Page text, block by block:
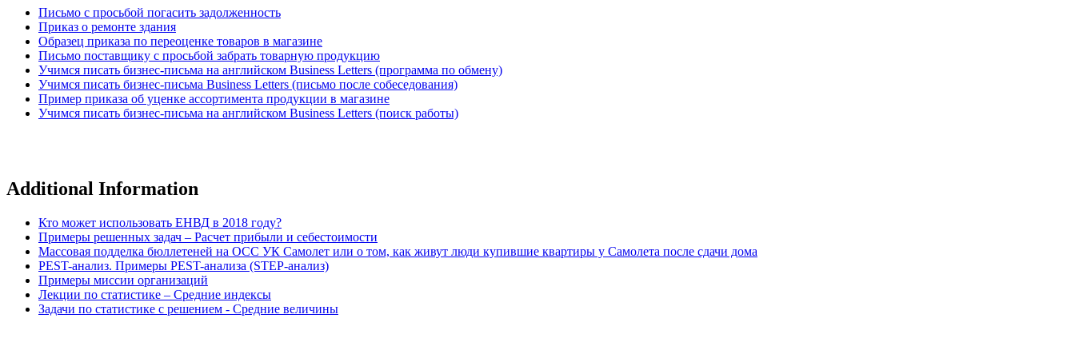
Письмо с просьбой погасить задолженность
Приказ о ремонте здания
Образец приказа по переоценке товаров в магазине
Письмо поставщику с просьбой забрать товарную продукцию
Учимся писать бизнес-письма на английском Business Letters (программа по обмену)
Учимся писать бизнес-письма Business Letters (письмо после собеседования)
Пример приказа об уценке ассортимента продукции в магазине
Учимся писать бизнес-письма на английском Business Letters (поиск работы)
Additional Information
Кто может использовать ЕНВД в 2018 году?
Примеры решенных задач – Расчет прибыли и себестоимости
Массовая подделка бюллетеней на ОСС УК Самолет или о том, как живут люди купившие квартиры у Самолета после сдачи дома
PEST-анализ. Примеры PEST-анализа (STEP-анализ)
Примеры миссии организаций
Лекции по статистике – Средние индексы
Задачи по статистике с решением - Средние величины